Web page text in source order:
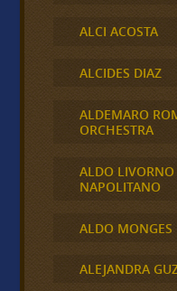
ALCI ACOSTA
ALCIDES DIAZ
ALDEMARO
ORCHESTRA
ALDO LIVORNO
NAPOLITANO
ALDO MONGES
ALEJANDRA